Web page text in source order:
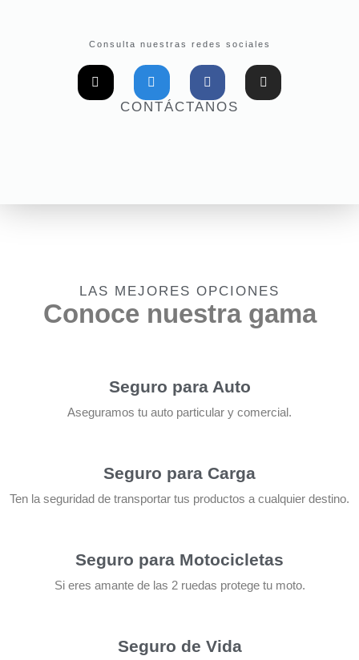
Consulta nuestras redes sociales
CONTÁCTANOS
LAS MEJORES OPCIONES
Conoce nuestra gama
Seguro para Auto
Aseguramos tu auto particular y comercial.
Seguro para Carga
Ten la seguridad de transportar tus productos a cualquier destino.
Seguro para Motocicletas
Si eres amante de las 2 ruedas protege tu moto.
Seguro de Vida